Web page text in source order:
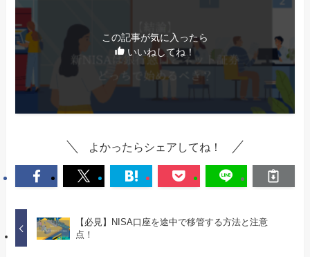
この記事が気に入ったら
いいねしてね！
よかったらシェアしてね！
【必見】NISA口座を途中で移管する方法と注意
点！